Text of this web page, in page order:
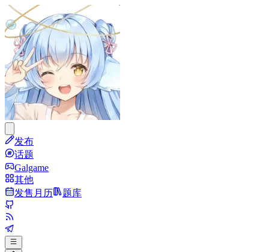
发布
话题
Galgame
其他
发售月历
题库